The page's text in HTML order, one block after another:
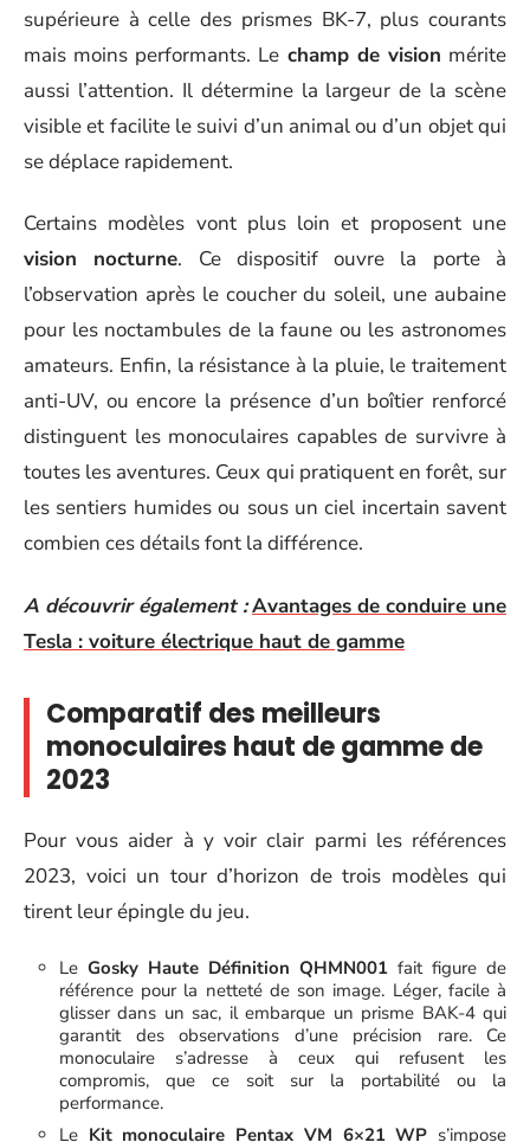
supérieure à celle des prismes BK-7, plus courants
mais moins performants. Le champ de vision mérite
aussi l’attention. Il détermine la largeur de la scène
visible et facilite le suivi d’un animal ou d’un objet qui
se déplace rapidement.
Certains modèles vont plus loin et proposent une
vision nocturne. Ce dispositif ouvre la porte à
l’observation après le coucher du soleil, une aubaine
pour les noctambules de la faune ou les astronomes
amateurs. Enfin, la résistance à la pluie, le traitement
anti-UV, ou encore la présence d’un boîtier renforcé
distinguent les monoculaires capables de survivre à
toutes les aventures. Ceux qui pratiquent en forêt, sur
les sentiers humides ou sous un ciel incertain savent
combien ces détails font la différence.
A découvrir également :Avantages de conduire une
Tesla : voiture électrique haut de gamme
Comparatif des meilleurs
monoculaires haut de gamme de
2023
Pour vous aider à y voir clair parmi les références
2023, voici un tour d’horizon de trois modèles qui
tirent leur épingle du jeu.
Le Gosky Haute Définition QHMN001 fait figure de
référence pour la netteté de son image. Léger, facile à
glisser dans un sac, il embarque un prisme BAK-4 qui
garantit des observations d’une précision rare. Ce
monoculaire s’adresse à ceux qui refusent les
compromis, que ce soit sur la portabilité ou la
performance.
Le Kit monoculaire Pentax VM 6×21 WP s’impose